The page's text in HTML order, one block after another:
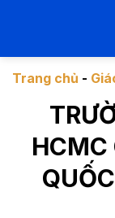
dungTrang chủ -
HCMC